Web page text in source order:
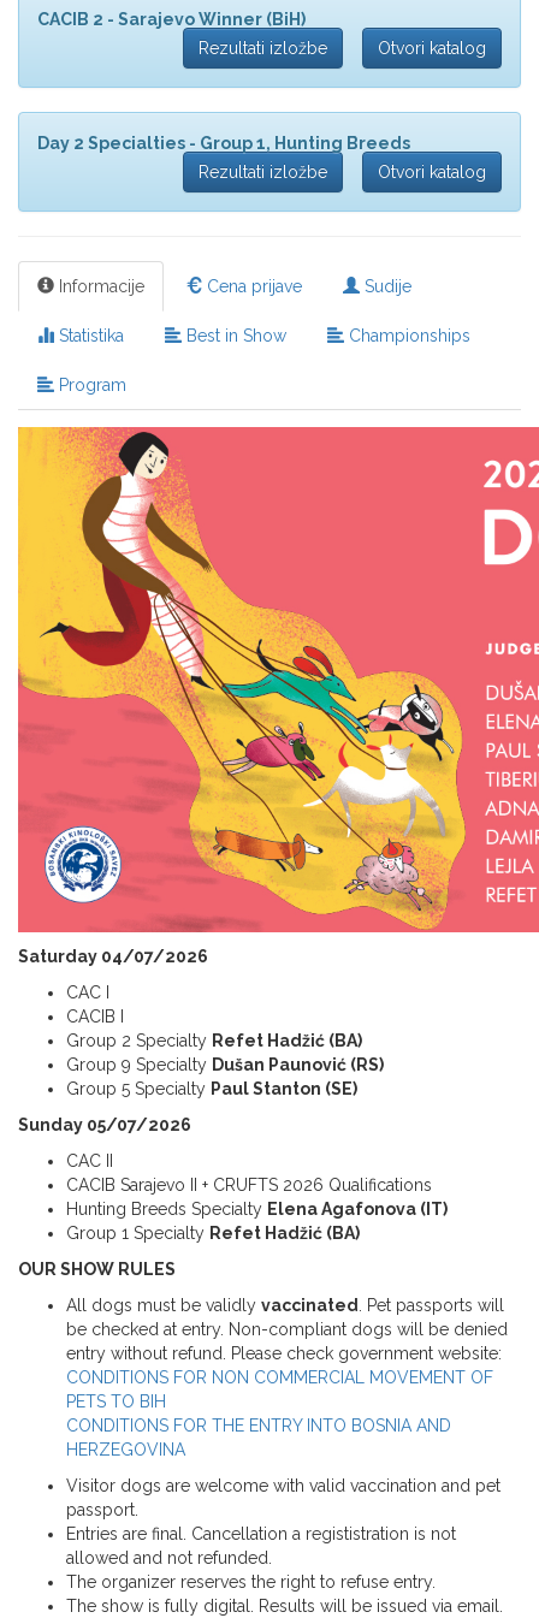
CACIB 2 - Sarajevo Winner (BiH)
Rezultati izložbe
Otvori katalog
Day 2 Specialties - Group 1, Hunting Breeds
Rezultati izložbe
Otvori katalog
Informacije Cena prijave Sudije
Statistika Best in Show Championships
Program
Saturday 04/07/2026
CAC I
CACIB I
Group 2 Specialty Refet Hadžić (BA)
Group 9 Specialty Dušan Paunović (RS)
Group 5 Specialty Paul Stanton (SE)
Sunday 05/07/2026
CAC II
CACIB Sarajevo II + CRUFTS 2026 Qualifications
Hunting Breeds Specialty Elena Agafonova (IT)
Group 1 Specialty Refet Hadžić (BA)
OUR SHOW RULES
All dogs must be validly vaccinated. Pet passports will
be checked at entry. Non-compliant dogs will be denied
entry without refund. Please check government website:
CONDITIONS FOR NON COMMERCIAL MOVEMENT OF
PETS TO BIH
CONDITIONS FOR THE ENTRY INTO BOSNIA AND
HERZEGOVINA
Visitor dogs are welcome with valid vaccination and pet
passport.
Entries are final. Cancellation a regististration is not
allowed and not refunded.
The organizer reserves the right to refuse entry.
The show is fully digital. Results will be issued via email.